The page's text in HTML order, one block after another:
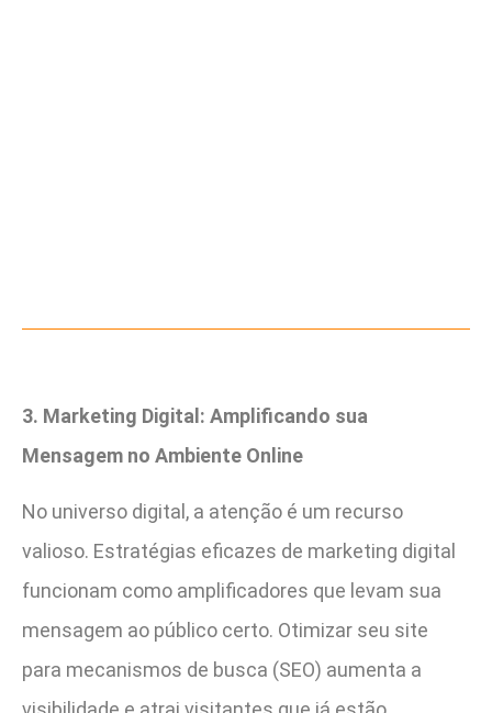
3. Marketing Digital: Amplificando sua
Mensagem no Ambiente Online
No universo digital, a atenção é um recurso
valioso. Estratégias eficazes de marketing digital
funcionam como amplificadores que levam sua
mensagem ao público certo. Otimizar seu site
para mecanismos de busca (SEO) aumenta a